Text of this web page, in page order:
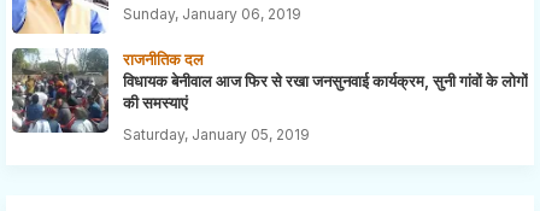
Sunday, January 06, 2019
राजनीतिक दल
विधायक बेनीवाल आज फिर से रखा जनसुनवाई कार्यक्रम, सुनी गांवों के लोगों
की समस्याएं
Saturday, January 05, 2019